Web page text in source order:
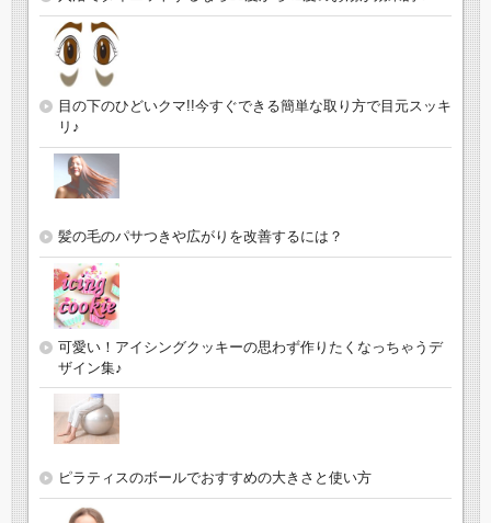
目の下のひどいクマ!!今すぐできる簡単な取り方で目元スッキ
リ♪
髪の毛のパサつきや広がりを改善するには？
可愛い！アイシングクッキーの思わず作りたくなっちゃうデ
ザイン集♪
ピラティスのボールでおすすめの大きさと使い方